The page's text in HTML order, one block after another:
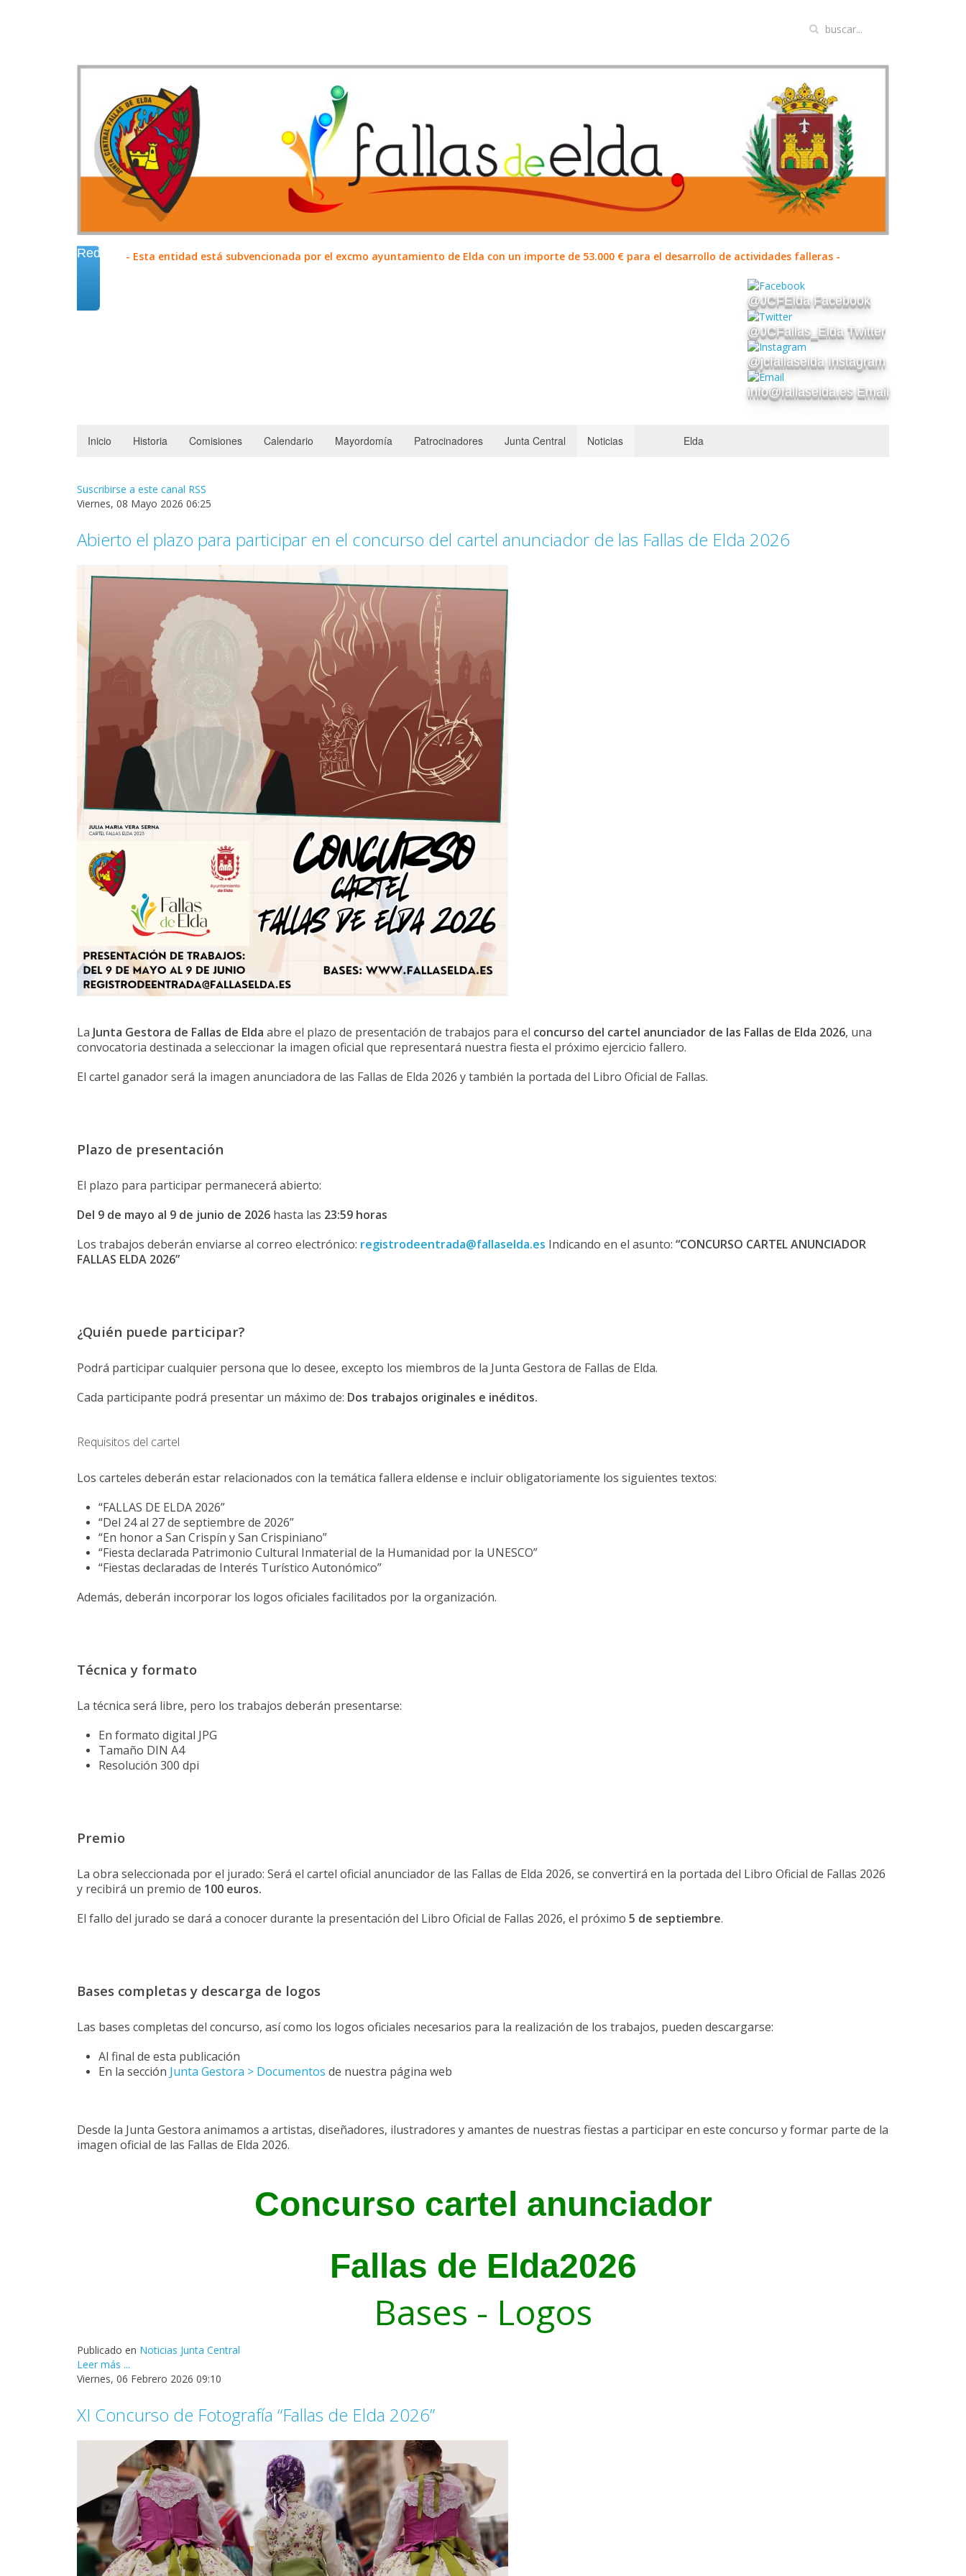
- Esta entidad está subvencionada por el excmo ayuntamiento de Elda con un importe de 53.000 € para el desarrollo de actividades falleras -
Redes
@JCFElda Facebook
@JCFallas_Elda Twitter
@jcfallaselda Instagram
info@fallaselda.es Email
Inicio Historia Comisiones Calendario Mayordomía Patrocinadores Junta Central Noticias Elda
Suscribirse a este canal RSS
Viernes, 08 Mayo 2026 06:25
Abierto el plazo para participar en el concurso del cartel anunciador de las Fallas de Elda 2026
La Junta Gestora de Fallas de Elda abre el plazo de presentación de trabajos para el concurso del cartel anunciador de las Fallas de Elda 2026, una
convocatoria destinada a seleccionar la imagen oficial que representará nuestra fiesta el próximo ejercicio fallero.
El cartel ganador será la imagen anunciadora de las Fallas de Elda 2026 y también la portada del Libro Oficial de Fallas.
Plazo de presentación
El plazo para participar permanecerá abierto:
Del 9 de mayo al 9 de junio de 2026 hasta las 23:59 horas
Los trabajos deberán enviarse al correo electrónico: registrodeentrada@fallaselda.es Indicando en el asunto: “CONCURSO CARTEL ANUNCIADOR
FALLAS ELDA 2026”
¿Quién puede participar?
Podrá participar cualquier persona que lo desee, excepto los miembros de la Junta Gestora de Fallas de Elda.
Cada participante podrá presentar un máximo de: Dos trabajos originales e inéditos.
Requisitos del cartel
Los carteles deberán estar relacionados con la temática fallera eldense e incluir obligatoriamente los siguientes textos:
“FALLAS DE ELDA 2026”
“Del 24 al 27 de septiembre de 2026”
“En honor a San Crispín y San Crispiniano”
“Fiesta declarada Patrimonio Cultural Inmaterial de la Humanidad por la UNESCO”
“Fiestas declaradas de Interés Turístico Autonómico”
Además, deberán incorporar los logos oficiales facilitados por la organización.
Técnica y formato
La técnica será libre, pero los trabajos deberán presentarse:
En formato digital JPG
Tamaño DIN A4
Resolución 300 dpi
Premio
La obra seleccionada por el jurado: Será el cartel oficial anunciador de las Fallas de Elda 2026, se convertirá en la portada del Libro Oficial de Fallas 2026
y recibirá un premio de 100 euros.
El fallo del jurado se dará a conocer durante la presentación del Libro Oficial de Fallas 2026, el próximo 5 de septiembre.
Bases completas y descarga de logos
Las bases completas del concurso, así como los logos oficiales necesarios para la realización de los trabajos, pueden descargarse:
Al final de esta publicación
En la sección Junta Gestora > Documentos de nuestra página web
Desde la Junta Gestora animamos a artistas, diseñadores, ilustradores y amantes de nuestras fiestas a participar en este concurso y formar parte de la
imagen oficial de las Fallas de Elda 2026.
Concurso cartel anunciador
Fallas de Elda2026
Bases - Logos
Publicado en Noticias Junta Central
Leer más ...
Viernes, 06 Febrero 2026 09:10
XI Concurso de Fotografía “Fallas de Elda 2026”